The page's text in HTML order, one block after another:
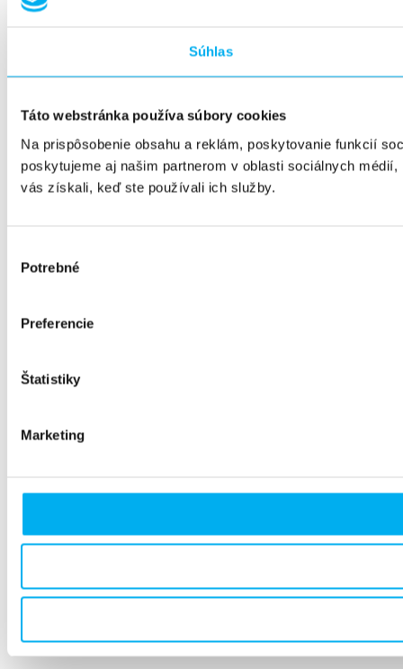
Súhlas
Táto webstránka používa súbory cookies
Na prispôsobenie obsahu a reklám, poskytovanie funkcií
poskytujeme aj našim partnerom v oblasti sociálnych
vás získali, keď ste používali ich služby.
súhlasu
Potrebné
Preferencie
Štatistiky
Marketing